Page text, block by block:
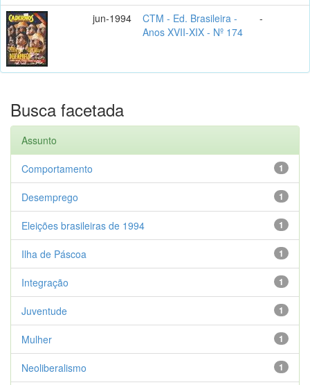
jun-1994
CTM - Ed. Brasileira -
Anos XVII-XIX - Nº 174
-
Busca facetada
Assunto
1
Comportamento
1
Desemprego
1
Eleições brasileiras de 1994
1
Ilha de Páscoa
1
Integração
1
Juventude
1
Mulher
1
Neoliberalismo